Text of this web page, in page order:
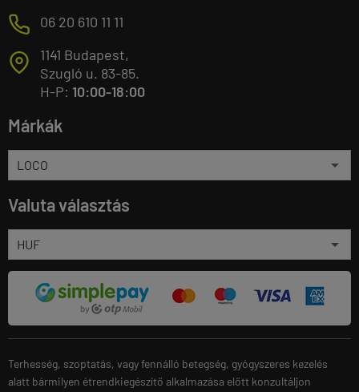
M 06 20 610 11 11
T
1141 Budapest,
Szugló u. 83-85.
H-P: 10:00-18:00
Márkák
Valuta választás
Terhesség, szoptatás, vagy fennálló betegség, gyógyszeres kezelés
alatt bármilyen étrendkiegészítő alkalmazása előtt konzultáljon